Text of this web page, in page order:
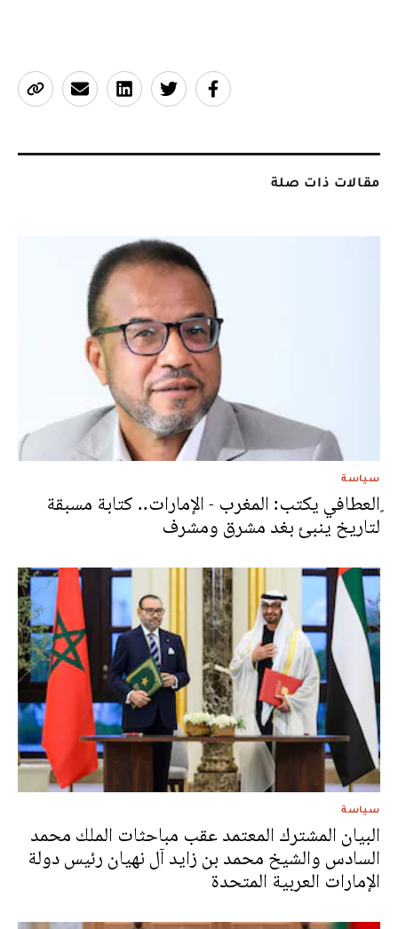
مقالات ذات صلة
سياسة
ٍالعطافي يكتب: المغرب - الإمارات.. كتابة مسبقة
لتاريخ ينبئ بغد مشرق ومشرف
سياسة
البيان المشترك المعتمد عقب مباحثات الملك محمد
السادس والشيخ محمد بن زايد آل نهيان رئيس دولة
الإمارات العربية المتحدة